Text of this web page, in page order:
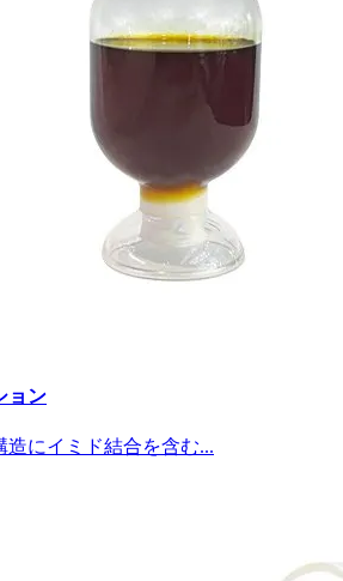
ョン
造にイミド結合を含む...